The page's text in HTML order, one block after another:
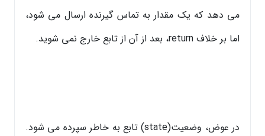
می دهد که یک مقدار به تماس گیرنده ارسال می شود،
اما بر خلاف return، بعد از آن از تابع خارج نمی شوید.
در عوض، وضعیت(state) تابع به خاطر سپرده می شود.